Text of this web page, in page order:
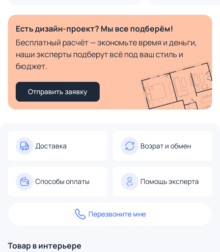
Есть дизайн-проект? Мы все подберём!
Бесплатный расчёт — экономьте время и деньги,
наши эксперты подберут всё под ваш стиль и
бюджет.
Отправить заявку
Доставка Возрат и обмен
Способы оплаты Помощь эксперта
Перезвоните мне
Товар в интерьере